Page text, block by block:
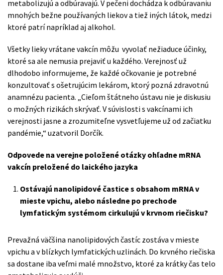
metabolizujú a odbúravajú. V pečeni dochádza k odbúravaniu
mnohých bežne používaných liekov a tiež iných látok, medzi
ktoré patrí napríklad aj alkohol.
Všetky lieky vrátane vakcín môžu vyvolať nežiaduce účinky,
ktoré sa ale nemusia prejaviť u každého. Verejnosť už
dlhodobo informujeme, že každé očkovanie je potrebné
konzultovať s ošetrujúcim lekárom, ktorý pozná zdravotnú
anamnézu pacienta. „Cieľom štátneho ústavu nie je diskusiu
o možných rizikách skrývať. V súvislosti s vakcínami ich
verejnosti jasne a zrozumiteľne vysvetľujeme už od začiatku
pandémie,“ uzatvoril Dorčík.
Odpovede na verejne položené otázky ohľadne mRNA
vakcín preložené do laického jazyka
Ostávajú nanolipidové častice s obsahom mRNA v
mieste vpichu, alebo následne po prechode
lymfatickým systémom cirkulujú v krvnom riečisku?
Prevažná väčšina nanolipidových častíc zostáva v mieste
vpichu a v blízkych lymfatických uzlinách. Do krvného riečiska
sa dostane iba veľmi malé množstvo, ktoré za krátky čas telo